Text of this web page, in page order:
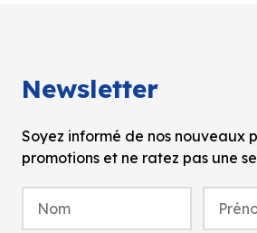
Newsletter
Soyez informé de nos nouveaux
promotions et ne ratez pas une